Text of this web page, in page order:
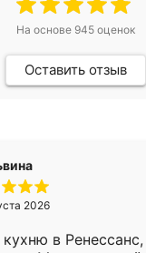
На основе 945оценок
Оставить отзыв
2026
в